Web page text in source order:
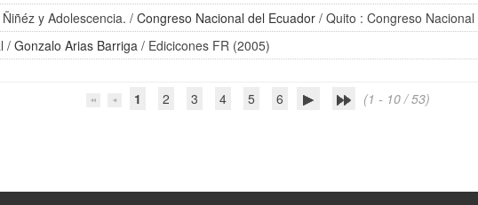
y Adolescencia. /Congreso Nacional del Ecuador / Quito : Congreso
/Gonzalo Arias Barriga / Edicicones FR (2005)
1 2 3 4 5 6 (1 - 10 / 53)